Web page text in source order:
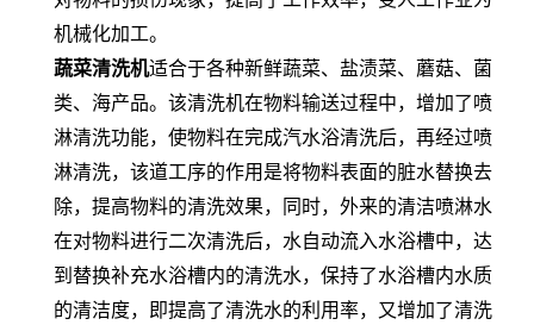
机械化加工。
蔬菜清洗机适合于各种新鲜蔬菜、盐渍菜、蘑菇、菌
类、海产品。该清洗机在物料输送过程中，增加了喷
淋清洗功能，使物料在完成汽水浴清洗后，再经过喷
淋清洗，该道工序的作用是将物料表面的脏水替换去
除，提高物料的清洗效果，同时，外来的清洁喷淋水
在对物料进行二次清洗后，水自动流入水浴槽中，达
到替换补充水浴槽内的清洗水，保持了水浴槽内水质
的清洁度，即提高了清洗水的利用率，又增加了清洗